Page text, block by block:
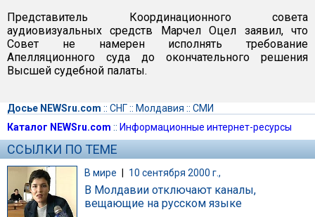
Представитель Координационного совета
аудиовизуальных средств Марчел Оцел заявил, что
Совет не намерен исполнять требование
Апелляционного суда до окончательного решения
Высшей судебной палаты.
Досье NEWSru.com :: СНГ:: Молдавия :: СМИ
Каталог NEWSru.com :: Информационные интернет-ресурсы
ССЫЛКИ ПО ТЕМЕ
В мире | 10 сентября 2000 г.,
В Молдавии отключают каналы,
вещающие на русском языке